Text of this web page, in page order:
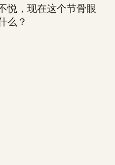
，现在这个节骨眼
么？